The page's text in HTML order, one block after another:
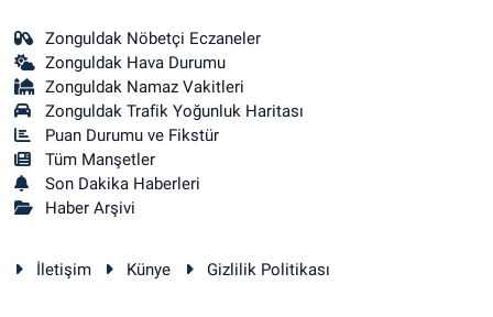
Zonguldak Nöbetçi Eczaneler
Zonguldak Hava Durumu
Zonguldak Namaz Vakitleri
Zonguldak Trafik Yoğunluk Haritası
Puan Durumu ve Fikstür
Tüm Manşetler
Son Dakika Haberleri
Haber Arşivi
İletişim Künye Gizlilik Politikası